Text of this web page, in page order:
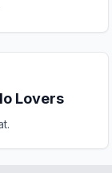
Lovers